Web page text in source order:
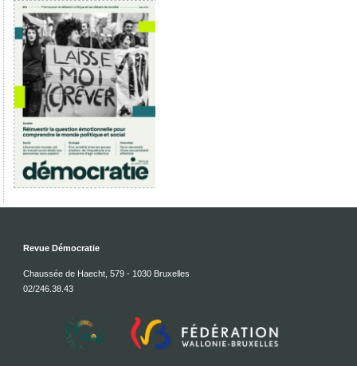
Revue Démocratie
Chaussée de Haecht, 579 - 1030 Bruxelles
02/246.38.43